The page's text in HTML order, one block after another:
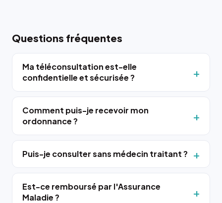
Questions fréquentes
Ma téléconsultation est-elle
confidentielle et sécurisée ?
Comment puis-je recevoir mon
ordonnance ?
Puis-je consulter sans médecin traitant ?
Est-ce remboursé par l'Assurance
Maladie ?